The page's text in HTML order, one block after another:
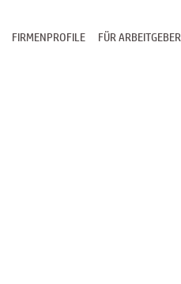
FÜR ARBEITGEBER
FIRMENPROFILE